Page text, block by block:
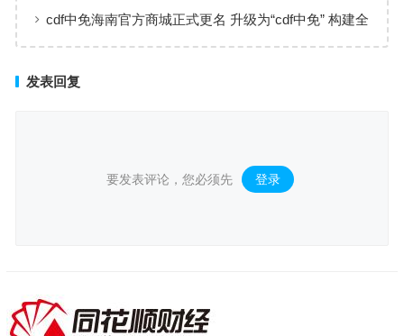
床治愈
cdf中免海南官方商城正式更名 升级为“cdf中免” 构建全
发表回复
要发表评论，您必须先 登录 。